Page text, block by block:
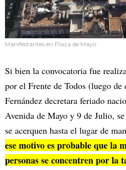
Manifestantes en Plaza de Mayo
Si bien la convocatoria fue
por el Frente de Todos (luego
Fernández decretara feriado
Avenida de Mayo y 9 de Julio,
se acerquen hasta el lugar de
ese motivo es probable que la
personas se concentren por la